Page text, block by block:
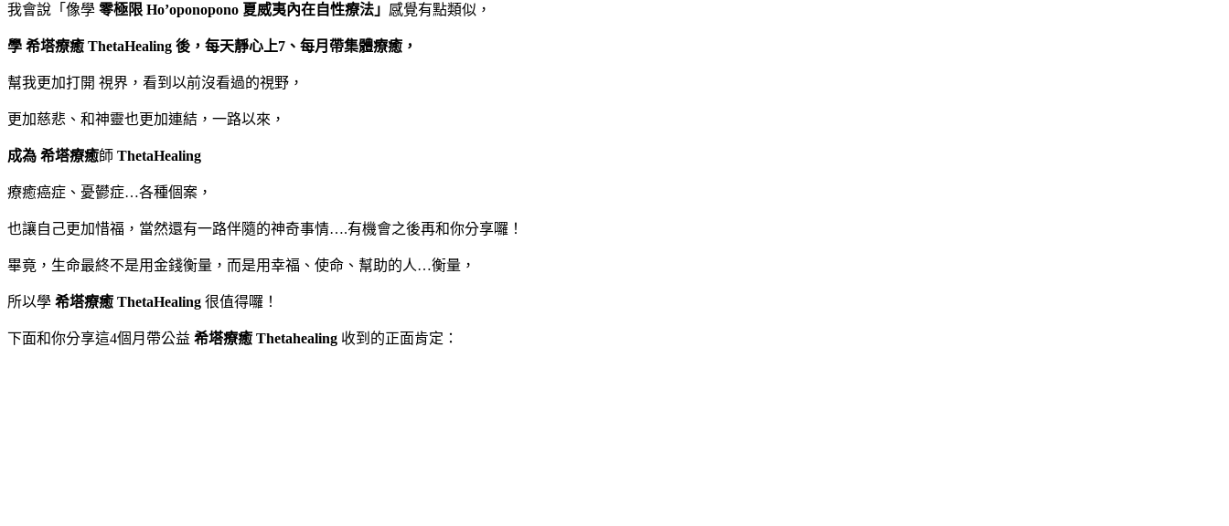
我會說「像學 零極限 Ho’oponopono 夏威夷內在自性療法」 感覺有點類似，
學 希塔療癒 ThetaHealing 後，每天靜心上7、每月帶集體療癒，
幫我更加打開 視界，看到以前沒看過的視野，
更加慈悲、和神靈也更加連結，一路以來，
成為 希塔療癒師 ThetaHealing
療癒癌症、憂鬰症…各種個案，
也讓自己更加惜福，當然還有一路伴隨的神奇事情….有機會之後再和你分享囉！
畢竟，生命最終不是用金錢衡量，而是用幸福、使命、幫助的人…衡量，
所以學 希塔療癒 ThetaHealing 很值得囉！
下面和你分享這4個月帶公益 希塔療癒 Thetahealing 收到的正面肯定：